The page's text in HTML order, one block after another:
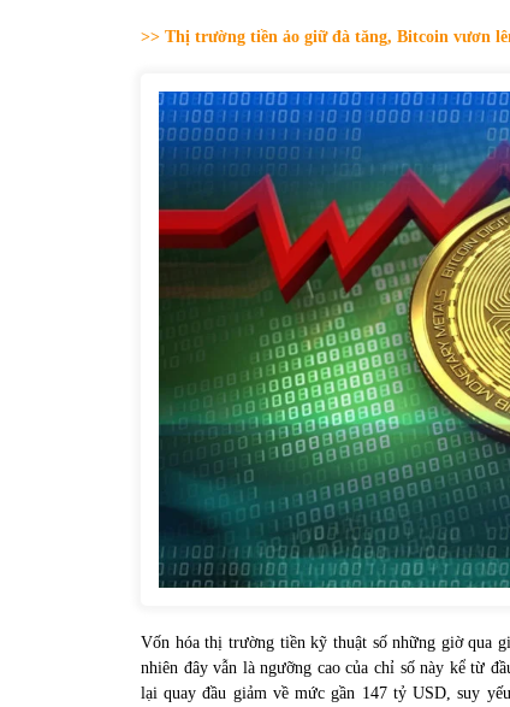
Phân tích giá tiền điện tử sau ngày thị
trường lập kỷ lục vốn hóa
09/11/2021
>> Thị trường tiền ảo giữ đà tăng, Bitcoin vươn
Vốn hóa thị trường tiền kỹ thuật số những giờ qua
nhiên đây vẫn là ngưỡng cao của chỉ số này kể từ
lại quay đầu giảm về mức gần 147 tỷ USD, suy